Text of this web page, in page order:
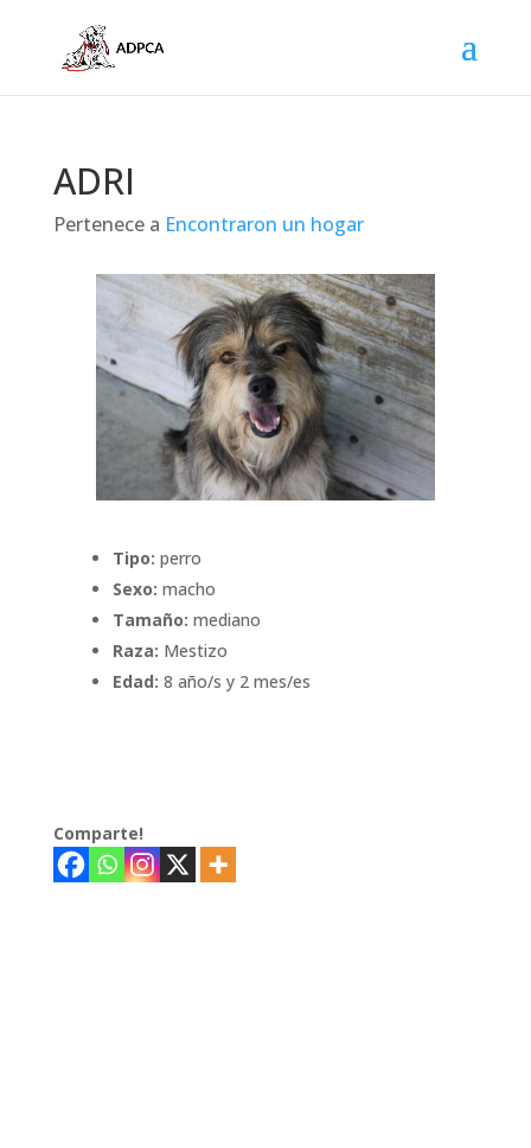
ADRI
Pertenece a Encontraron un hogar
Tipo: perro
Sexo: macho
Tamaño: mediano
Raza: Mestizo
Edad: 8 año/s y 2 mes/es
Comparte!